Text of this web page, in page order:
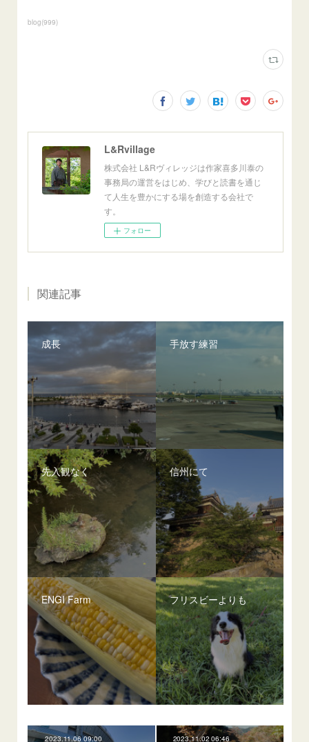
blog(999)
L&Rvillage
株式会社 L&Rヴィレッジは作家喜多川泰の
事務局の運営をはじめ、学びと読書を通じ
て人生を豊かにする場を創造する会社で
す。
フォロー
関連記事
成長 手放す練習
先入観なく 信州にて
ENGI Farm フリスビーよりも
2023.11.06 09:00 2023.11.02 06:46